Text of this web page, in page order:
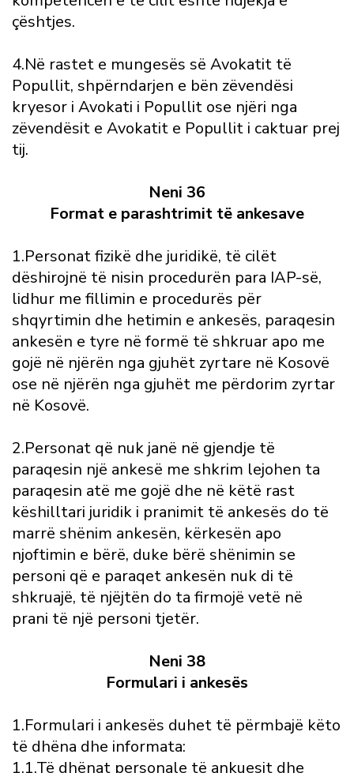
çështjes.
4.Në rastet e mungesës së Avokatit të
Popullit, shpërndarjen e bën zëvendësi
kryesor i Avokati i Popullit ose njëri nga
zëvendësit e Avokatit e Popullit i caktuar prej
tij.
Neni 36
Format e parashtrimit të ankesave
1.Personat fizikë dhe juridikë, të cilët
dëshirojnë të nisin procedurën para IAP-së,
lidhur me fillimin e procedurës për
shqyrtimin dhe hetimin e ankesës, paraqesin
ankesën e tyre në formë të shkruar apo me
gojë në njërën nga gjuhët zyrtare në Kosovë
ose në njërën nga gjuhët me përdorim zyrtar
në Kosovë.
2.Personat që nuk janë në gjendje të
paraqesin një ankesë me shkrim lejohen ta
paraqesin atë me gojë dhe në këtë rast
këshilltari juridik i pranimit të ankesës do të
marrë shënim ankesën, kërkesën apo
njoftimin e bërë, duke bërë shënimin se
personi që e paraqet ankesën nuk di të
shkruajë, të njëjtën do ta firmojë vetë në
prani të një personi tjetër.
Neni 38
Formulari i ankesës
1.Formulari i ankesës duhet të përmbajë këto
të dhëna dhe informata:
1.1.Të dhënat personale të ankuesit dhe